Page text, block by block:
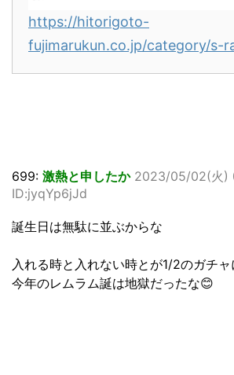
https://hitorigoto-
fujimarukun.co.jp/category/s-
699: 激熱と申したか 2023/05/02(火)
ID:jyqYp6jJd
誕生日は無駄に並ぶからな
入れる時と入れない時とが1/2のガチャ
今年のレムラム誕は地獄だったな😊